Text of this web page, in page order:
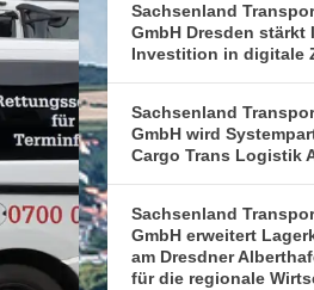
Sachsenland
GmbH Dresden stärkt
Investition in digitale
Sachsenland
GmbH wird
Cargo Trans Logistik
Sachsenland
GmbH erweitert
am Dresdner
für die regionale